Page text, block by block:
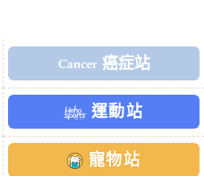
癌症站
運動站
寵物站